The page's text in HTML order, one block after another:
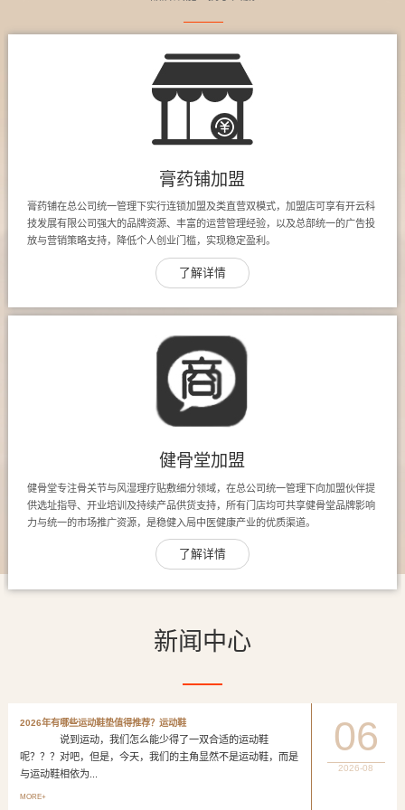
膏药铺加盟
膏药铺在总公司统一管理下实行连锁加盟及类直营双模式，加盟店可享有开云科
技发展有限公司强大的品牌资源、丰富的运营管理经验，以及总部统一的广告投
放与营销策略支持，降低个人创业门槛，实现稳定盈利。
了解详情
健骨堂加盟
健骨堂专注骨关节与风湿理疗贴敷细分领域，在总公司统一管理下向加盟伙伴提
供选址指导、开业培训及持续产品供货支持，所有门店均可共享健骨堂品牌影响
力与统一的市场推广资源，是稳健入局中医健康产业的优质渠道。
了解详情
新闻中心
2026年有哪些运动鞋垫值得推荐？运动鞋
说到运动，我们怎么能少得了一双合适的运动鞋
呢？？？对吧，但是，今天，我们的主角显然不是运动鞋，而是
与运动鞋相依为...
MORE+
06
2026-08